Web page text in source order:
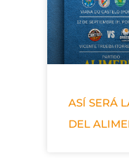
ASÍ SERÁ
DEL